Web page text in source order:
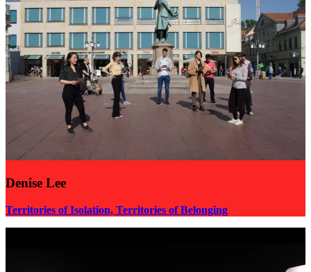
Denise Lee
Territories of Isolation, Territories of Belonging